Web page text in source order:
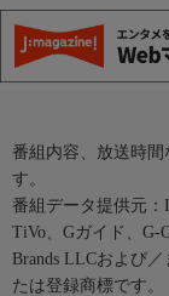
番組内容、放送時
す。
番組データ提供元：
TiVo、Gガイド、G-
Brands LLCおよび
たは登録商標です。